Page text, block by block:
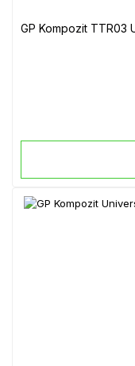
GP Kompozit TTR03